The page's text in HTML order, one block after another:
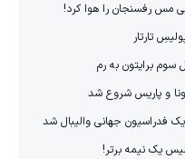
مس رفسنجان را هوا کرد!
تارتار
سوم برایتون به رم
و پاریس شروع شد
فدراسیون جهانی والیبال شد
یک نیمه برتر!